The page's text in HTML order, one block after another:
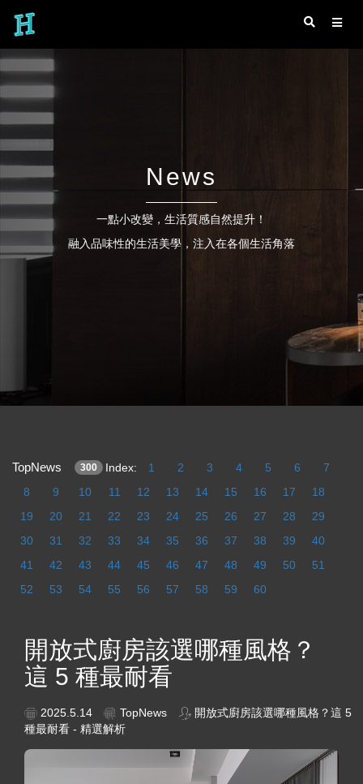
News
一點小改變，生活質感自然提升！
融入品味性的生活美學，注入在各個生活角落
TopNews 300 Index: 1 2 3 4 5 6
7
8
9 10 11 12 13 14 15 16 17
18
19
20 21 22 23 24 25 26 27 28
29
30
31 32 33 34 35 36 37 38 39
40
41
42 43 44 45 46 47 48 49 50
51
52
53 54 55 56 57 58 59 60
開放式廚房該選哪種風格？
這 5 種最耐看
2025.5.14 TopNews
開放式廚房該選哪種風格？這 5
種最耐看 - 精選解析